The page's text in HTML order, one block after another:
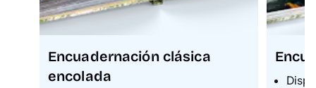
Encuadernación clásica
encolada